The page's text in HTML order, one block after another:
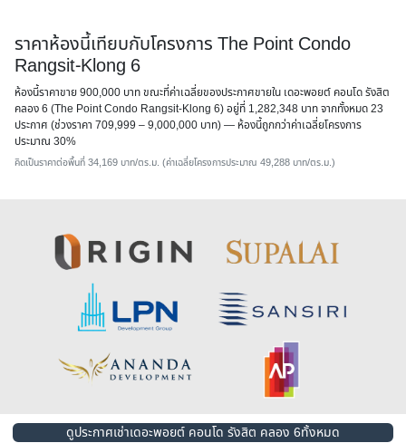
ราคาห้องนี้เทียบกับโครงการ The Point Condo
Rangsit-Klong 6
ห้องนี้ราคาขาย 900,000 บาท ขณะที่ค่าเฉลี่ยของประกาศขายใน เดอะพอยต์ คอนโด รังสิต
คลอง 6 (The Point Condo Rangsit-Klong 6) อยู่ที่ 1,282,348 บาท จากทั้งหมด 23
ประกาศ (ช่วงราคา 709,999 – 9,000,000 บาท) — ห้องนี้ถูกกว่าค่าเฉลี่ยโครงการ
ประมาณ 30%
คิดเป็นราคาต่อพื้นที่ 34,169 บาท/ตร.ม. (ค่าเฉลี่ยโครงการประมาณ 49,288 บาท/ตร.ม.)
ดูประกาศเช่าเดอะพอยต์ คอนโด รังสิต คลอง 6ทั้งหมด